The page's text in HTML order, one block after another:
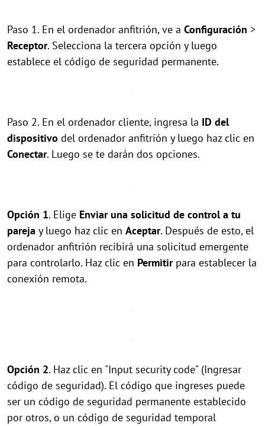
Paso 1. En el ordenador anfitrión, ve a Configuración >
Receptor. Selecciona la tercera opción y luego
establece el código de seguridad permanente.
Paso 2. En el ordenador cliente, ingresa la ID del
dispositivo del ordenador anfitrión y luego haz clic en
Conectar. Luego se te darán dos opciones.
Opción 1. Elige Enviar una solicitud de control a tu
pareja y luego haz clic en Aceptar. Después de esto, el
ordenador anfitrión recibirá una solicitud emergente
para controlarlo. Haz clic en Permitirpara establecer la
conexión remota.
Opción 2. Haz clic en "Input security code" (Ingresar
código de seguridad). El código que ingreses puede
ser un código de seguridad permanente establecido
por otros, o un código de seguridad temporal